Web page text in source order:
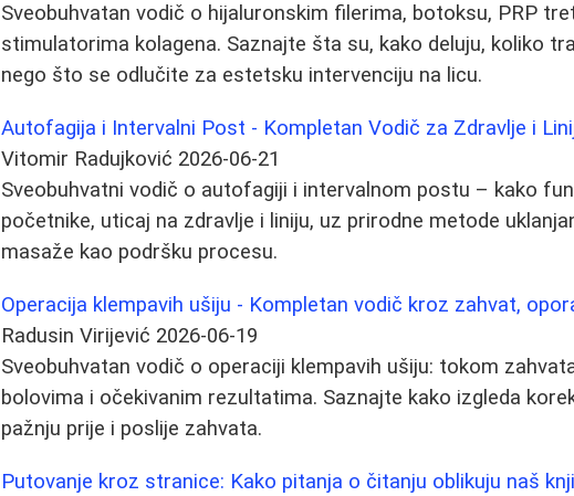
Sveobuhvatan vodič o hijaluronskim filerima, botoksu, PRP
stimulatorima kolagena. Saznajte šta su, kako deluju, koliko
nego što se odlučite za estetsku intervenciju na licu.
Autofagija i Intervalni Post - Kompletan Vodič za Zdravlje i
Vitomir Radujković 2026-06-21
Sveobuhvatni vodič o autofagiji i intervalnom postu – kako
početnike, uticaj na zdravlje i liniju, uz prirodne metode
masaže kao podršku procesu.
Operacija klempavih ušiju - Kompletan vodič kroz zahvat,
Radusin Virijević 2026-06-19
Sveobuhvatan vodič o operaciji klempavih ušiju: tokom
bolovima i očekivanim rezultatima. Saznajte kako izgleda
pažnju prije i poslije zahvata.
Putovanje kroz stranice: Kako pitanja o čitanju oblikuju naš